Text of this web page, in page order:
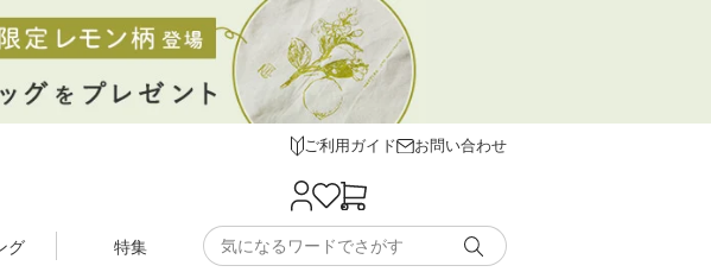
ご利用ガイド お問い合わせ
グ 特集